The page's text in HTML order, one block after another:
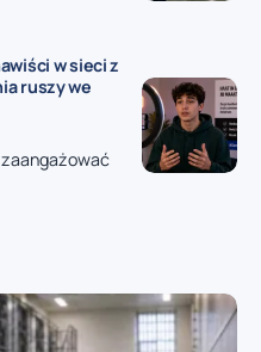
w sieci z
ruszy we